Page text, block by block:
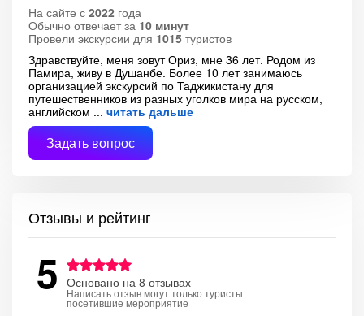
На сайте с 2022 года
Обычно отвечает за 10 минут
Провели экскурсии для 1015 туристов
Здравствуйте, меня зовут Ориз, мне 36 лет. Родом из
Памира, живу в Душанбе. Более 10 лет занимаюсь
организацией экскурсий по Таджикистану для
путешественников из разных уголков мира на русском,
английском
читать дальше
Задать вопрос
Отзывы и рейтинг
5 Основано на 8 отзывах
Написать отзыв могут только туристы
посетившие мероприятие